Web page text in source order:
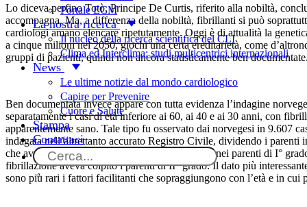
Portale ECM
La nostra ricerca
Il nucleo della ricerca scientifica del CLI
Clima ed Interclima: studi multicentrici internazionali
News
Le ultime notizie dal mondo cardiologico
Capire per Prevenire
Cuore e Salute
Stampa
Contattaci
Lo diceva perfino Totò, Principe De Curtis, riferito alla nobiltà,
accompagna. Ma, a differenza della nobiltà, fibrillanti si può
cardiologi amano elencare ripetutamente. Oggi è di attualità la
a cinque milioni nel 2050, giochi una certa ereditarietà, come
gruppi di pazienti, quindi non ancora statisticamente ben documentate.
Ben documentata invece appare con tutta evidenza l’indagine
separatamente i casi di età inferiore ai 60, ai 40 e ai 30 anni, con
apparentemente sano. Tale tipo fu osservato dai norvegesi in 9.607
indagata nell’altrettanto accurato Registro Civile, dividendo i
che avevano riferito la comparsa di quell’aritmia nei parenti di I°
fibrillazione aveva colpito i parenti di II° grado. Il dato più
sono più rari i fattori facilitanti che sopraggiungono con l’età e in